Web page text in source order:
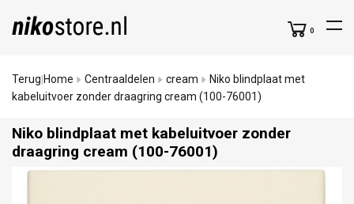
0
Terug Home Centraaldelen cream
Niko blindplaat met
kabeluitvoer zonder draagring cream (100-76001)
Niko blindplaat met kabeluitvoer zonder
draagring cream (100-76001)